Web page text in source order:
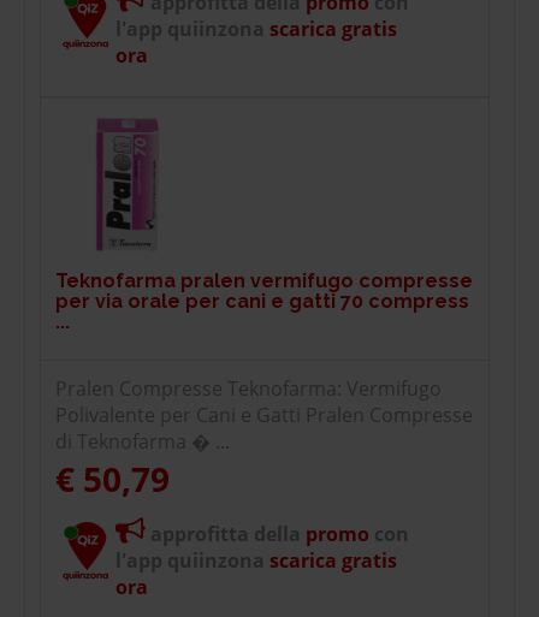
l'app quiinzona scarica gratis
ora
Teknofarma pralen vermifugo compresse
per via orale per cani e gatti 70 compress
...
Pralen Compresse Teknofarma: Vermifugo
Polivalente per Cani e Gatti Pralen Compresse
di Teknofarma � ...
€ 50,79
approfitta della promo con
l'app quiinzona scarica gratis
ora